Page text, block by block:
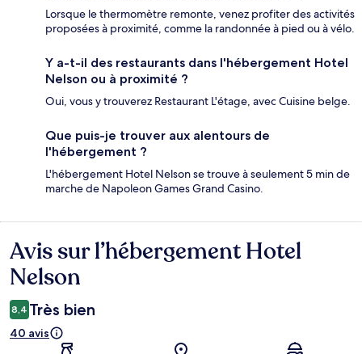
Lorsque le thermomètre remonte, venez profiter des activités
proposées à proximité, comme la randonnée à pied ou à vélo.
Y a-t-il des restaurants dans l'hébergement Hotel
Nelson ou à proximité ?
Oui, vous y trouverez Restaurant L'étage, avec Cuisine belge.
Que puis-je trouver aux alentours de
l'hébergement ?
L'hébergement Hotel Nelson se trouve à seulement 5 min de
marche de Napoleon Games Grand Casino.
Avis
Avis sur l’hébergement Hotel
Nelson
8,4 Très bien
40 avis